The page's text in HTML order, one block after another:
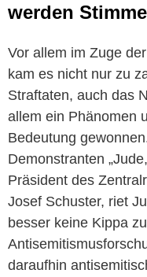
werden
Vor allem im Zuge
kam es nicht nur zu
Straftaten, auch das
allem ein Phänomen
Bedeutung
Demonstranten
Präsident des
Josef Schuster, riet
besser keine Kippa
daraufhin